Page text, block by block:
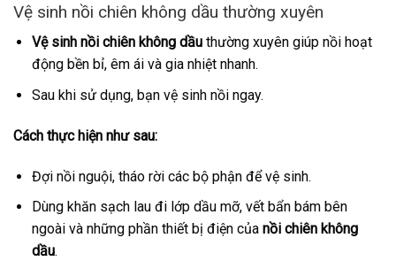
Vệ sinh nồi chiên không dầu thường xuyên
Vệ sinh nồi chiên không dầuthường xuyên giúp nồi hoạt
động bền bỉ, êm ái và gia nhiệt nhanh.
Sau khi sử dụng, bạn vệ sinh nồi ngay.
Cách thực hiện như sau:
Đợi nồi nguội, tháo rời các bộ phận để vệ sinh.
Dùng khăn sạch lau đi lớp dầu mỡ, vết bẩn bám bên
ngoài và những phần thiết bị điện của nồi chiên không
dầu.